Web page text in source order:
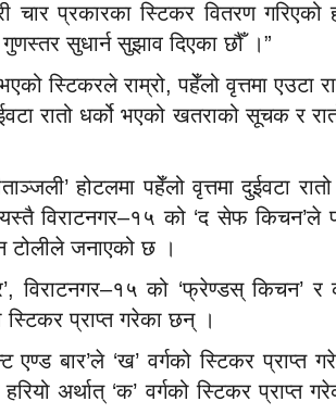
चार प्रकारका स्टिकर वितरण गरिएको
सुधार्न सुझाव दिएका छौँ ।”
स्टिकरले राम्रो, पहेँलो वृत्तमा एउटा
रातो धर्को भएको खतराको सूचक र
होटलमा पहेँलो वृत्तमा दुईवटा
विराटनगर–१५ को ‘द सेफ किचन’ले
टोलीले जनाएको छ ।
विराटनगर–१५ को ‘फ्रेण्डस् किचन’
स्टिकर प्राप्त गरेका छन् ।
एण्ड बार’ले ‘ख’ वर्गको स्टिकर प्राप्त
हरियो अर्थात् ‘क’ वर्गको स्टिकर